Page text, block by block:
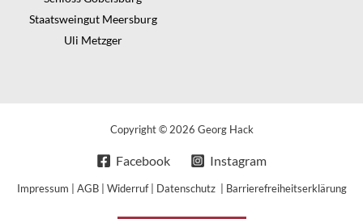
Staatsweingut Meersburg
Uli Metzger
Copyright © 2026 Georg Hack
Facebook Instagram
Impressum AGB| Widerruf| Datenschutz Barrierefreiheitserklärung